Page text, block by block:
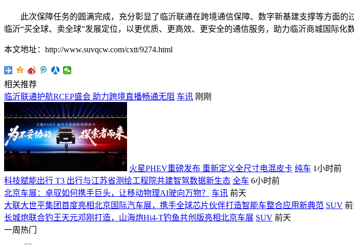
此次保障任务的圆满完成，充分彰显了临沂联通在跨境通信保障、数字新基建支撑等方面
临沂“买全球、卖全球”发展定位，以更优质、更高效、更安全的通信服务，助力临沂商城国际
本文地址：http://www.suvqcw.com/cxtt/9274.html
相关推荐
临沂联通护航RCEP盛会 助力跨境直播畅通无阻 车讯 刚刚
火星PHEV重磅发布 重新定义全尺寸电混皮卡 纯车 1小时前
科技赋能出行 T3 出行与江苏省测绘工程院共建智驾数据新生态 全车 6小时前
北京车展：卓驭如何携手巨头，让移动物理AI驶向万物？
车讯 前天
大联大世平集团首度亮相北京国际汽车展，携手全球芯片伙伴打造智能车整合应用新典范 SUV
长城炮联合钓王天元邓刚打造，山海炮Hi4-T钓鱼共创版亮相北京车展 SUV 前天
一周热门